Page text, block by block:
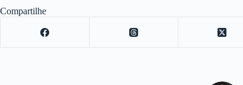
Compartilhe